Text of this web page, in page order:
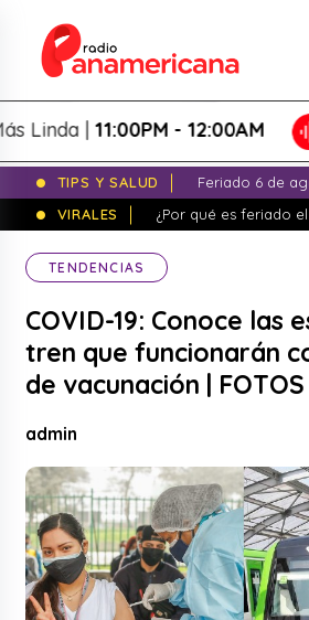
|11:00PM - 12:00AM
TIPS Y SALUD
Feriado 6 de
VIRALES
¿Por qué es feriado
TENDENCIAS
COVID-19: Conoce las
tren que funcionarán
de vacunación | FOTOS
admin